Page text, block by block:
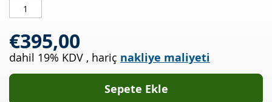
330i
(E91)
Zyl.
1-
3
€395,00
dahil 19% KDV , hariç nakliye maliyeti
Sepete Ekle